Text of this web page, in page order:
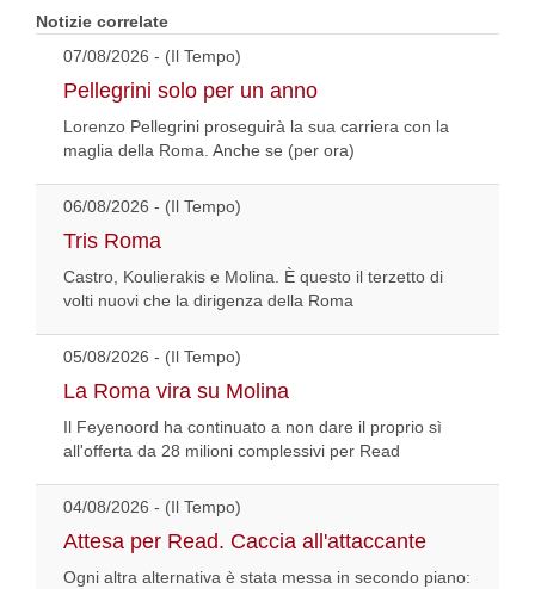
Notizie correlate
07/08/2026 - (Il Tempo)
Pellegrini solo per un anno
Lorenzo Pellegrini proseguirà la sua carriera con la
maglia della Roma. Anche se (per ora)
06/08/2026 - (Il Tempo)
Tris Roma
Castro, Koulierakis e Molina. È questo il terzetto di
volti nuovi che la dirigenza della Roma
05/08/2026 - (Il Tempo)
La Roma vira su Molina
Il Feyenoord ha continuato a non dare il proprio sì
all'offerta da 28 milioni complessivi per Read
04/08/2026 - (Il Tempo)
Attesa per Read. Caccia all'attaccante
Ogni altra alternativa è stata messa in secondo piano: